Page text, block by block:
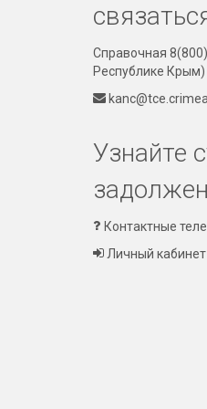
Справочная
Республике Крым)
Узнайте
Контактные
Личный кабинет